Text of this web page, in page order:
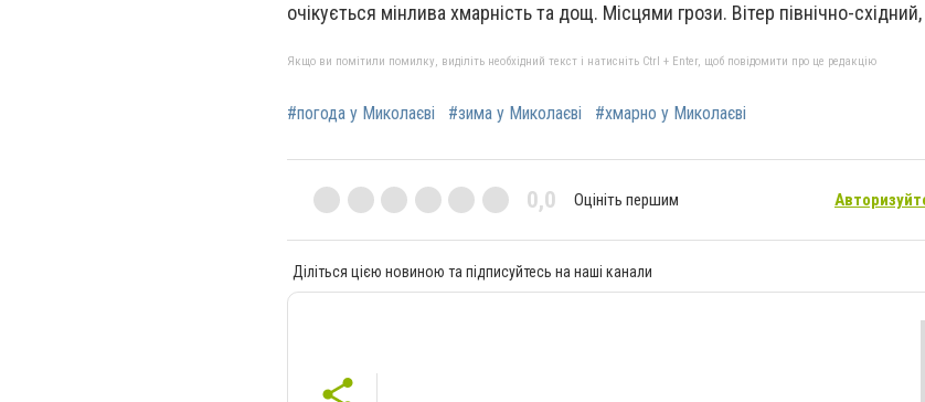
очікується мінлива хмарність та дощ. Місцями грози. Вітер північно-
Якщо ви помітили помилку, виділіть необхідний текст і натисніть Ctrl + Enter, щоб повідомити про це редакцію
#погода у Миколаєві #зима у Миколаєві #хмарно у Миколаєві
0,0 Оцініть першим
Діліться цією новиною та підписуйтесь на наші канали